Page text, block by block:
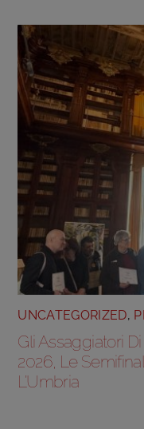
UNCATEGORIZED,
Gli Assaggiatori
2026, Le
L’Umbria